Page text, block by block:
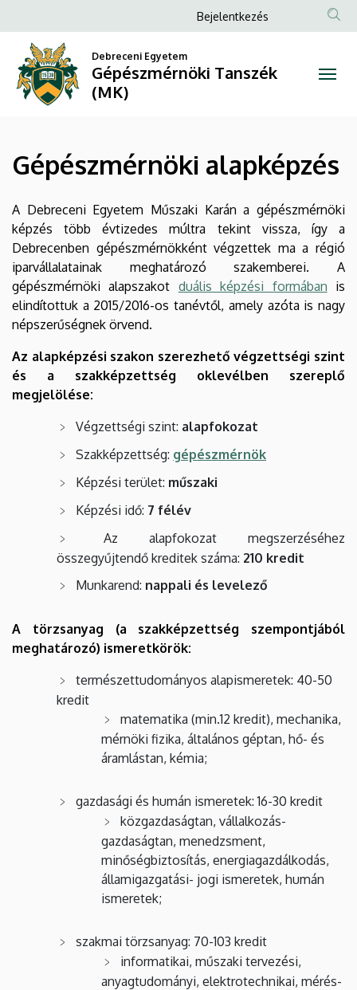
alapképzés
Gépészmérnöki
Tanszék
(MK)
a
tartalomra
Anonim
fiók
menüje
Bejelentkezés
Debreceni Egyetem
Gépészmérnöki Tanszék
(MK)
Gépészmérnöki alapképzés
A Debreceni Egyetem Műszaki Karán a gépészmérnöki
képzés több évtizedes múltra tekint vissza, így a
Debrecenben gépészmérnökként végzettek ma a régió
iparvállalatainak meghatározó szakemberei. A
gépészmérnöki alapszakot duális képzési formában is
elindítottuk a 2015/2016-os tanévtől, amely azóta is nagy
népszerűségnek örvend.
Az alapképzési szakon szerezhető végzettségi szint
és a szakképzettség oklevélben szereplő
megjelölése:
Végzettségi szint: alapfokozat
Szakképzettség: gépészmérnök
Képzési terület: műszaki
Képzési idő: 7 félév
Az alapfokozat megszerzéséhez
összegyűjtendő kreditek száma: 210 kredit
Munkarend: nappali és levelező
A törzsanyag (a szakképzettség szempontjából
meghatározó) ismeretkörök:
természettudományos alapismeretek: 40-50
kredit
matematika (min.12 kredit), mechanika,
mérnöki fizika, általános géptan, hő- és
áramlástan, kémia;
gazdasági és humán ismeretek: 16-30 kredit
közgazdaságtan, vállalkozás-
gazdaságtan, menedzsment,
minőségbiztosítás, energiagazdálkodás,
államigazgatási- jogi ismeretek, humán
ismeretek;
szakmai törzsanyag: 70-103 kredit
informatikai, műszaki tervezési,
anyagtudományi, elektrotechnikai, mérés-